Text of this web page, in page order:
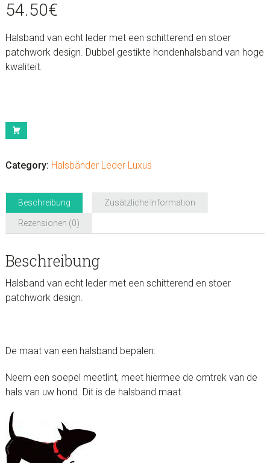
54.50€
Halsband van echt leder met een schitterend en stoer
patchwork design. Dubbel gestikte hondenhalsband van hoge
kwaliteit.
Hondenhalsband
Leer
XXXL
64
Menge
Category: Halsbänder Leder Luxus
Beschreibung Zusätzliche Information
Rezensionen (0)
Beschreibung
Halsband van echt leder met een schitterend en stoer
patchwork design.
De maat van een halsband bepalen:
Neem een soepel meetlint, meet hiermee de omtrek van de
hals van uw hond. Dit is de halsband maat.